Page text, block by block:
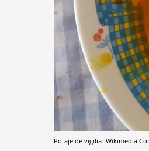
Potaje de vigilia Wikimedia